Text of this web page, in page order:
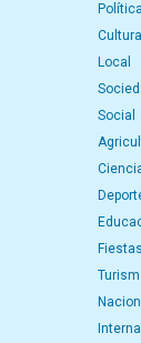
Política
Cultura
Local
Social
Fiestas